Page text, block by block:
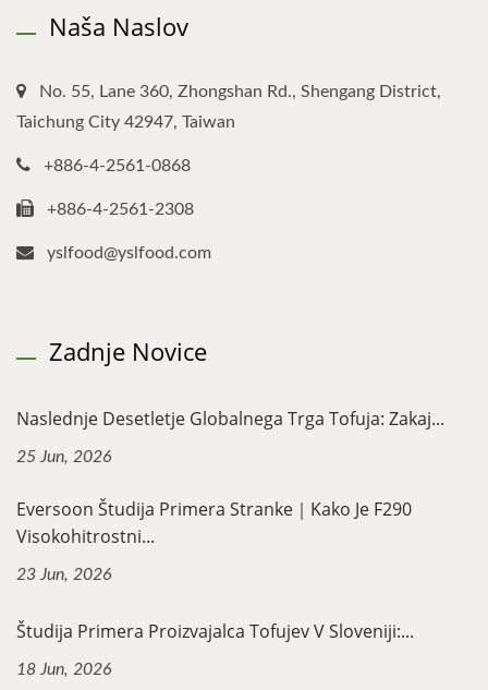
Naša Naslov
No. 55, Lane 360, Zhongshan Rd., Shengang District,
Taichung City 42947, Taiwan
+886-4-2561-0868
+886-4-2561-2308
yslfood@yslfood.com
Zadnje Novice
Naslednje Desetletje Globalnega Trga Tofuja: Zakaj...
25 Jun, 2026
Eversoon Študija Primera Stranke｜Kako Je F290
Visokohitrostni...
23 Jun, 2026
Študija Primera Proizvajalca Tofujev V Sloveniji:...
18 Jun, 2026